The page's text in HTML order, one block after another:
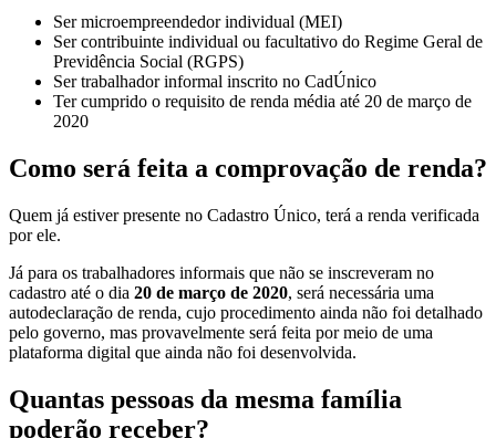
Ser microempreendedor individual (MEI)
Ser contribuinte individual ou facultativo do Regime Geral de
Previdência Social (RGPS)
Ser trabalhador informal inscrito no CadÚnico
Ter cumprido o requisito de renda média até 20 de março de
2020
Como será feita a comprovação de renda?
Quem já estiver presente no Cadastro Único, terá a renda verificada
por ele.
Já para os trabalhadores informais que não se inscreveram no
cadastro até o dia 20 de março de 2020, será necessária uma
autodeclaração de renda, cujo procedimento ainda não foi detalhado
pelo governo, mas provavelmente será feita por meio de uma
plataforma digital que ainda não foi desenvolvida.
Quantas pessoas da mesma família
poderão receber?